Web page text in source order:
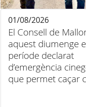
El Consell de
aquest diumenge
període declarat
d’emergència
que permet caçar
01/08/2026